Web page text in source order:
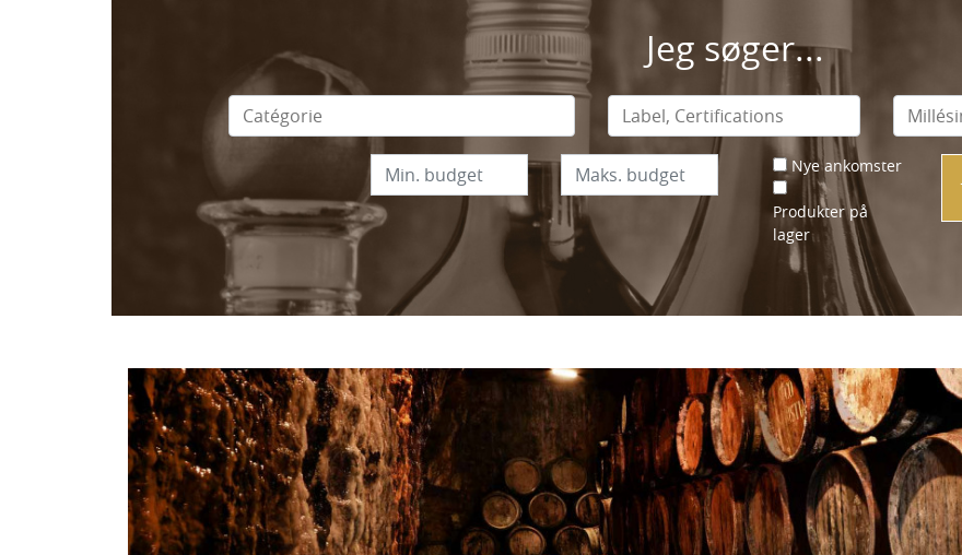
Jeg søger...
Nye ankomster
Produkter på
lager